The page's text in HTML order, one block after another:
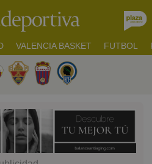
VALENCIA BASKET FUTBOL